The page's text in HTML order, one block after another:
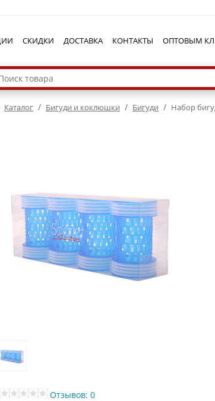
СКИДКИ ДОСТАВКА КОНТАКТЫ ОПТОВЫМ
Каталог / Бигуди и коклюшки / Бигуди / Набор
Отзывов: 0